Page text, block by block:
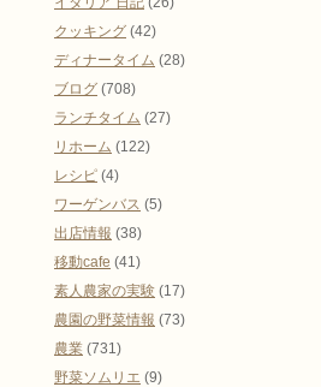
クッキング (42)
ディナータイム (28)
ブログ (708)
ランチタイム (27)
リホーム (122)
レシピ (4)
ワーゲンバス (5)
出店情報 (38)
移動cafe (41)
素人農家の実験 (17)
農園の野菜情報 (73)
農業 (731)
野菜ソムリエ (9)